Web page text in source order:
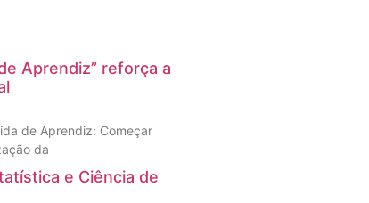
Aprendiz” reforça a
de Aprendiz: Começar
da
e Ciência de